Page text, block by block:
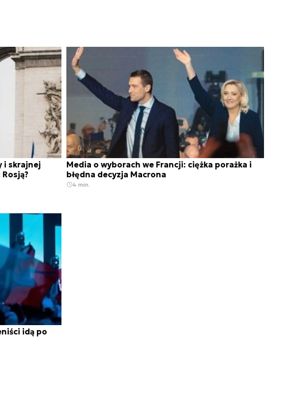
i skrajnej
Media o wyborach we Francji: ciężka porażka i
błędna decyzja Macrona
4 min.
idą po